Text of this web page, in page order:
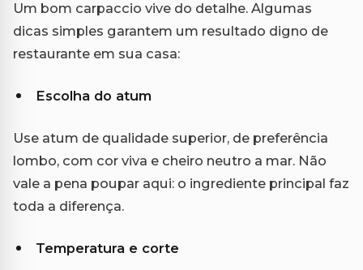
Um bom carpaccio vive do detalhe. Algumas
dicas simples garantem um resultado digno de
restaurante em sua casa:
Escolha do atum
Use atum de qualidade superior, de preferência
lombo, com cor viva e cheiro neutro a mar. Não
vale a pena poupar aqui: o ingrediente principal faz
toda a diferença.
Temperatura e corte